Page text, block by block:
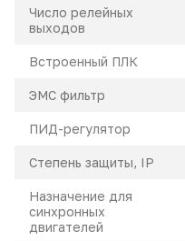
Число релейных
выходов
Встроенный ПЛК
ЭМС фильтр
ПИД-регулятор
Степень защиты, IP
Назначение для
синхронных
двигателей